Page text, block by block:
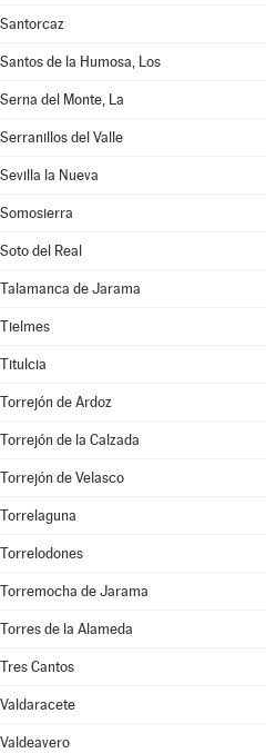
Santorcaz
Santos de la Humosa, Los
Serna del Monte, La
Serranillos del Valle
Sevilla la Nueva
Somosierra
Soto del Real
Talamanca de Jarama
Tielmes
Titulcia
Torrejón de Ardoz
Torrejón de la Calzada
Torrejón de Velasco
Torrelaguna
Torrelodones
Torremocha de Jarama
Torres de la Alameda
Tres Cantos
Valdaracete
Valdeavero